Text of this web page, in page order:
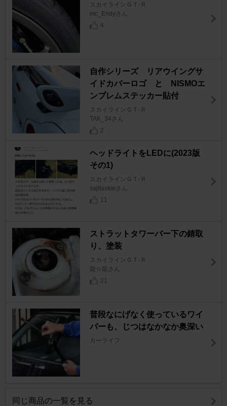
スカイラインＧＴ‐Ｒ
mc_Endyさん
4
自作シリーズ リアウイングサ
イドカバーロゴ と NISMOエ
ンブレムステッカー貼付
スカイラインＧＴ‐Ｒ
TAK_34さん
2
ヘッドライトをLEDに(2023版
その1)
スカイラインＧＴ‐Ｒ
sajitaskieさん
11
ストラットタワーバー下の錆取
り、塗装
スカイラインＧＴ‐Ｒ
龍☆龍さん
21
普段なにげなく使っているワイ
パーも、じつはなかなか奥深い
カーライフ
同じ商品の一覧を見る